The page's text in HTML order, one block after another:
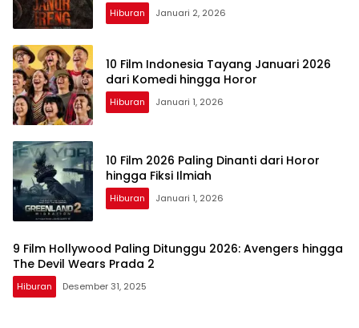
Hiburan Januari 2, 2026
10 Film Indonesia Tayang Januari 2026
dari Komedi hingga Horor
Hiburan Januari 1, 2026
10 Film 2026 Paling Dinanti dari Horor
hingga Fiksi Ilmiah
Hiburan Januari 1, 2026
9 Film Hollywood Paling Ditunggu 2026: Avengers hingga
The Devil Wears Prada 2
Hiburan Desember 31, 2025